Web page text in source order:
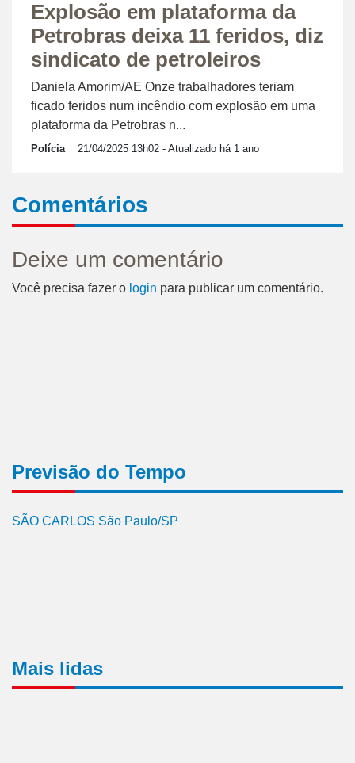
Explosão em plataforma da
Petrobras deixa 11 feridos, diz
sindicato de petroleiros
Daniela Amorim/AE Onze trabalhadores teriam
ficado feridos num incêndio com explosão em uma
plataforma da Petrobras n...
Polícia 21/04/2025 13h02 - Atualizado há 1 ano
Comentários
Deixe um comentário
Você precisa fazer o login para publicar um comentário.
Previsão do Tempo
SÃO CARLOS São Paulo/SP
Mais lidas